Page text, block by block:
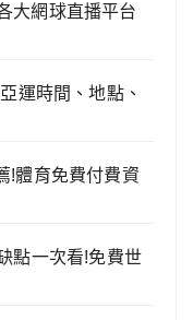
大網球直播平台
運時間、地點、
!體育免費付費資
點一次看!免費世